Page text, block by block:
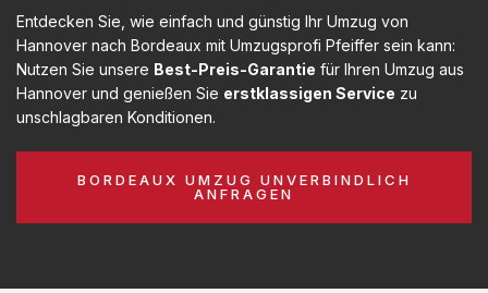
Entdecken Sie, wie einfach und günstig Ihr Umzug von
Hannover nach Bordeaux mit Umzugsprofi Pfeiffer sein kann:
Nutzen Sie unsere Best-Preis-Garantie für Ihren Umzug aus
Hannover und genießen Sie erstklassigen Service zu
unschlagbaren Konditionen.
BORDEAUX UMZUG UNVERBINDLICH
ANFRAGEN